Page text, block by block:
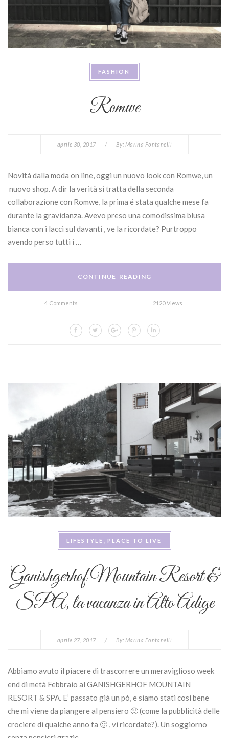
FASHION
Romwe
aprile 30, 2017 / By: Marina Fontanelli
Novità dalla moda on line, oggi un nuovo look con Romwe, un
nuovo shop. A dir la verità si tratta della seconda
collaborazione con Romwe, la prima é stata qualche mese fa
durante la gravidanza. Avevo preso una comodissima blusa
bianca con i lacci sul davanti , ve la ricordate? Purtroppo
avendo perso tutti i …
CONTINUE READING
4 Comments 2120 Views
LIFESTYLE PLACE TO LIVE
Ganishgerhof Mountain Resort &
SPA, la vacanza in Alto Adige
aprile 27, 2017 / By: Marina Fontanelli
Abbiamo avuto il piacere di trascorrere un meraviglioso week
end di metà Febbraio al GANISHGERHOF MOUNTAIN
RESORT & SPA. E’ passato già un pò, e siamo stati così bene
che mi viene da piangere al pensiero 🙂 (come la pubblicità delle
crociere di qualche anno fa 🙂 , vi ricordate?). Un soggiorno